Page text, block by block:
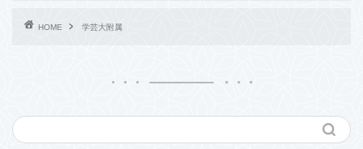
HOME 学芸大附属